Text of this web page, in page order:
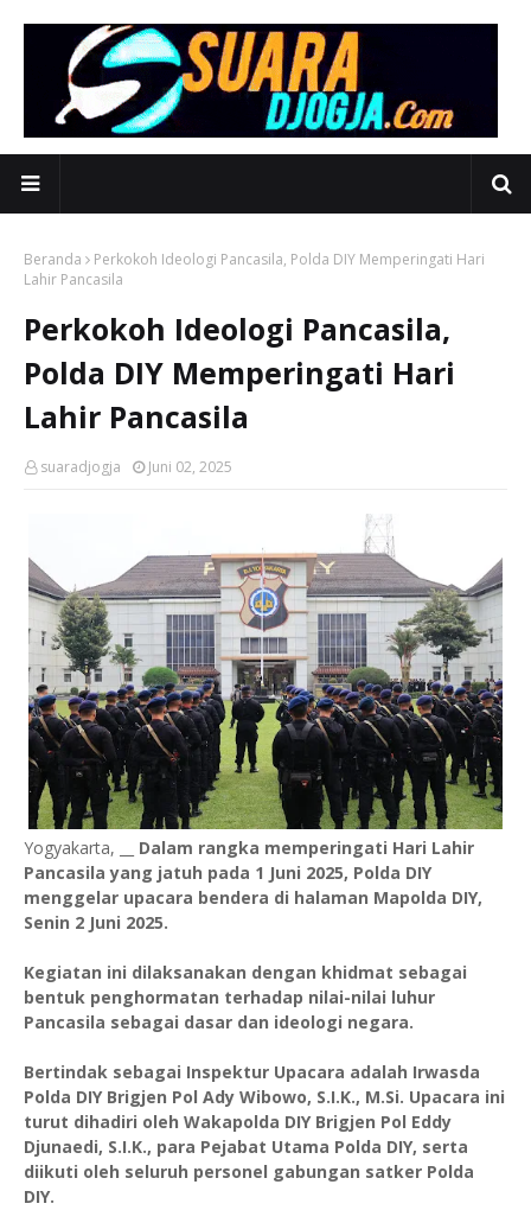
Beranda
Perkokoh Ideologi Pancasila, Polda DIY Memperingati Hari
Lahir Pancasila
Perkokoh Ideologi Pancasila,
Polda DIY Memperingati Hari
Lahir Pancasila
suaradjogja Juni 02, 2025
Yogyakarta, __ Dalam rangka memperingati Hari Lahir
Pancasila yang jatuh pada 1 Juni 2025, Polda DIY
menggelar upacara bendera di halaman Mapolda DIY,
Senin 2 Juni 2025.
Kegiatan ini dilaksanakan dengan khidmat sebagai
bentuk penghormatan terhadap nilai-nilai luhur
Pancasila sebagai dasar dan ideologi negara.
Bertindak sebagai Inspektur Upacara adalah Irwasda
Polda DIY Brigjen Pol Ady Wibowo, S.I.K., M.Si. Upacara ini
turut dihadiri oleh Wakapolda DIY Brigjen Pol Eddy
Djunaedi, S.I.K., para Pejabat Utama Polda DIY, serta
diikuti oleh seluruh personel gabungan satker Polda
DIY.